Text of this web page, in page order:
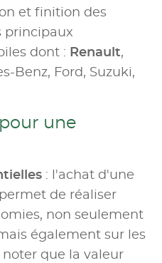
et finition des
principaux
dont : Renault,
Benz, Ford, Suzuki,
une
: l'achat d'une
permet de réaliser
non seulement
également sur les
noter que la valeur